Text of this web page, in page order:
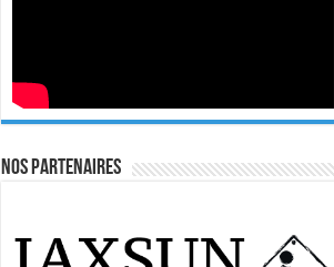
Nos Partenaires